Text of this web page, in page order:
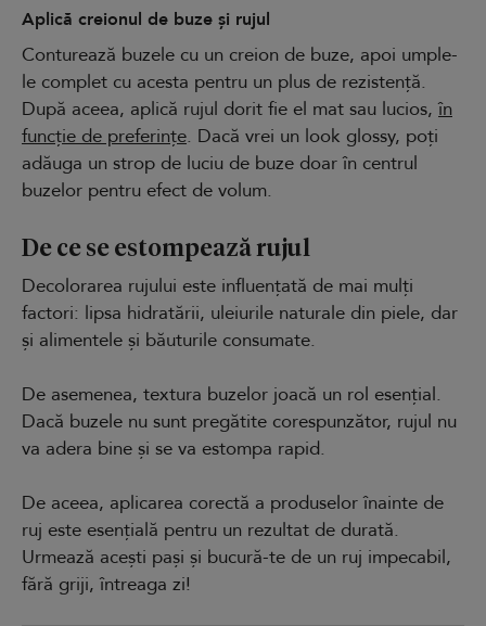
Aplică creionul de buze și rujul
Conturează buzele cu un creion de buze, apoi umple-
le complet cu acesta pentru un plus de rezistență.
După aceea, aplică rujul dorit fie el mat sau lucios, în
funcție de preferințe. Dacă vrei un look glossy, poți
adăuga un strop de luciu de buze doar în centrul
buzelor pentru efect de volum.
De ce se estompează rujul
Decolorarea rujului este influențată de mai mulți
factori: lipsa hidratării, uleiurile naturale din piele, dar
și alimentele și băuturile consumate.
De asemenea, textura buzelor joacă un rol esențial.
Dacă buzele nu sunt pregătite corespunzător, rujul nu
va adera bine și se va estompa rapid.
De aceea, aplicarea corectă a produselor înainte de
ruj este esențială pentru un rezultat de durată.
Urmează acești pași și bucură-te de un ruj impecabil,
fără griji, întreaga zi!